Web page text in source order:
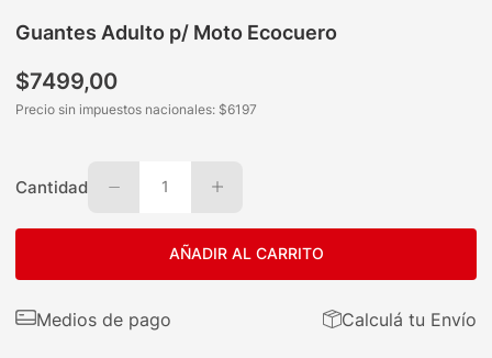
Guantes Adulto p/ Moto Ecocuero
$7499,00
Precio sin impuestos nacionales: $6197
Cantidad 1
AÑADIR AL CARRITO
Medios de pago Calculá tu Envío